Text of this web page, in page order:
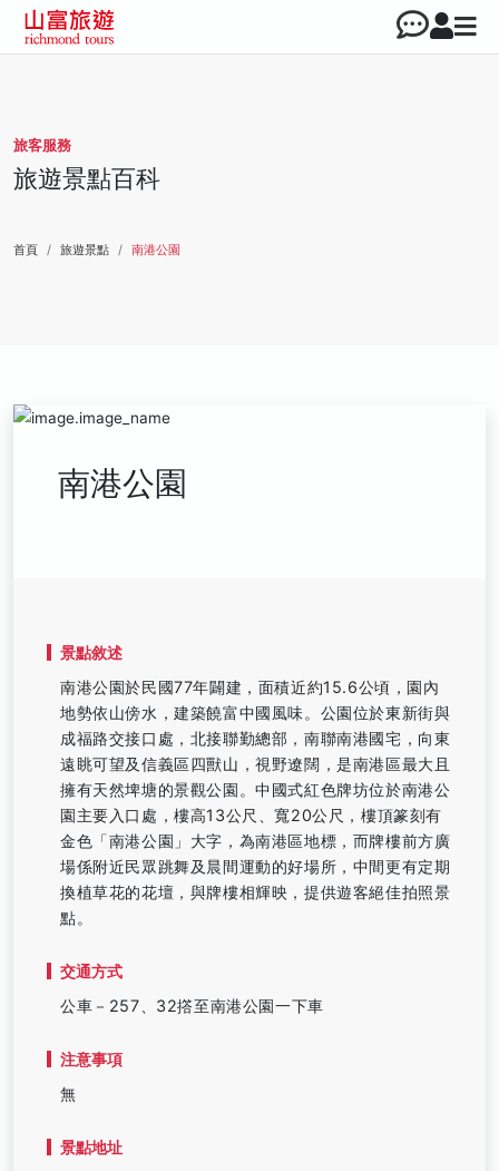
旅客服務
旅遊景點百科
首頁 旅遊景點 南港公園
南港公園
景點敘述
南港公園於民國77年闢建，面積近約15.6公頃，園內
地勢依山傍水，建築饒富中國風味。公園位於東新街與
成福路交接口處，北接聯勤總部，南聯南港國宅，向東
遠眺可望及信義區四獸山，視野遼闊，是南港區最大且
擁有天然埤塘的景觀公園。中國式紅色牌坊位於南港公
園主要入口處，樓高13公尺、寬20公尺，樓頂篆刻有
金色「南港公園」大字，為南港區地標，而牌樓前方廣
場係附近民眾跳舞及晨間運動的好場所，中間更有定期
換植草花的花壇，與牌樓相輝映，提供遊客絕佳拍照景
點。
交通方式
公車－257、32撘至南港公園一下車
注意事項
無
景點地址